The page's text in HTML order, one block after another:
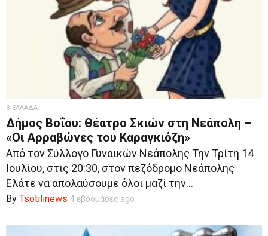
Β.ΕΛΛΑΔΑ
Δήμος Βοΐου: Θέατρο Σκιών στη Νεάπολη –
«Οι Αρραβώνες του Καραγκιόζη»
Από τον Σύλλογο Γυναικών Νεάπολης Την Τρίτη 14
Ιουλίου, στις 20:30, στον πεζόδρομο Νεάπολης
Ελάτε να απολαύσουμε όλοι μαζί την...
By Tsotilinews 4 εβδομάδες ago